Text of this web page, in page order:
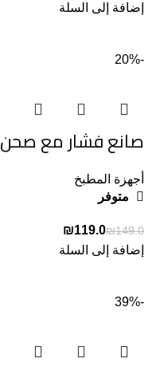
إضافة إلى السلة
-20%
صانع فشار مع صحن
أجهزة المطبخ
متوفر
₪149.0
₪119.0
إضافة إلى السلة
-39%